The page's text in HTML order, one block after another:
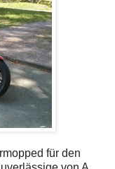
für den